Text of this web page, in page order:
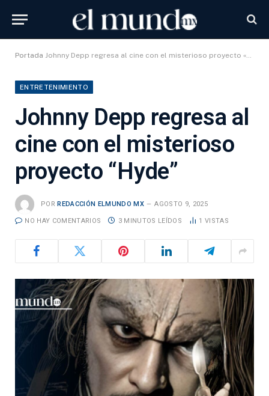
Portada Johnny Depp regresa al cine con el misterioso proyecto «Hyde»
ENTRETENIMIENTO
Johnny Depp regresa al
cine con el misterioso
proyecto “Hyde”
POR REDACCIÓN ELMUNDO MX AGOSTO 9, 2025
NO HAY COMENTARIOS 3 MINUTOS LEÍDOS 1 VISTAS